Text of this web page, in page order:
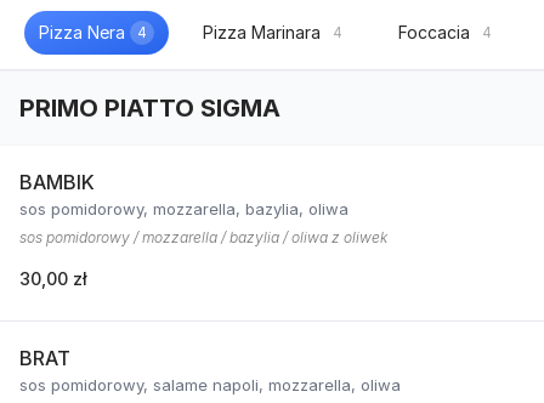
Pizza Nera 4 Pizza Marinara 4 Foccacia 4
PRIMO PIATTO SIGMA
BAMBIK
sos pomidorowy, mozzarella, bazylia, oliwa
sos pomidorowy / mozzarella / bazylia / oliwa z oliwek
30,00 zł
BRAT
sos pomidorowy, salame napoli, mozzarella, oliwa